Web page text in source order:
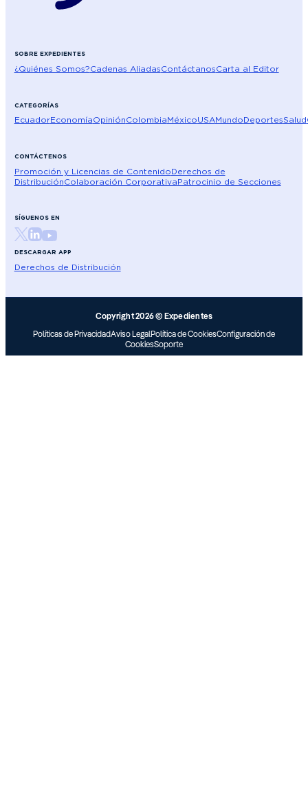
SOBRE EXPEDIENTES
¿Quiénes Somos?Cadenas AliadasContáctanosCarta al Editor
CATEGORÍAS
EcuadorEconomíaOpiniónColombiaMéxicoUSAMundoDeportesSalud
CONTÁCTENOS
Promoción y Licencias de ContenidoDerechos de
DistribuciónColaboración CorporativaPatrocinio de Secciones
SÍGUENOS EN
DESCARGAR APP
Derechos de Distribución
Copyright 2026 © Expedientes
Políticas de PrivacidadAviso LegalPolítica de CookiesConfiguración de
CookiesSoporte